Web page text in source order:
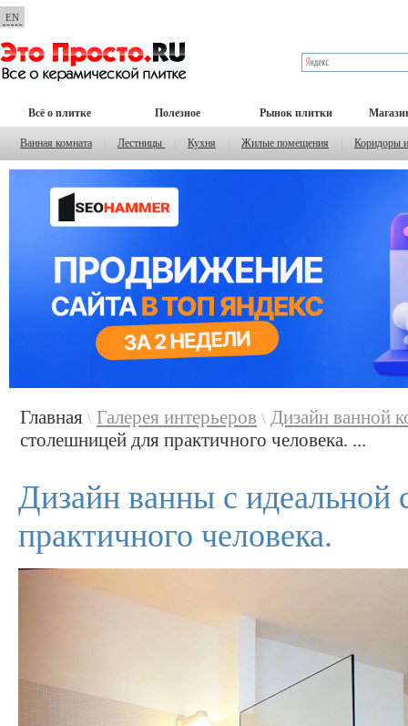
EN
Всё о плитке Полезное Рынок плитки
Ванная комната Лестницы Кухня Жилые помещения Коридоры
Главная \ Галерея интерьеров \ Дизайн ванной
столешницей для практичного человека. ...
Дизайн ванны с идеальной
практичного человека.